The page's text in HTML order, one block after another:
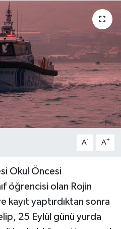
A- A+
Okul Öncesi
öğrencisi olan Rojin
kayıt yaptırdıktan sonra
25 Eylül günü yurda